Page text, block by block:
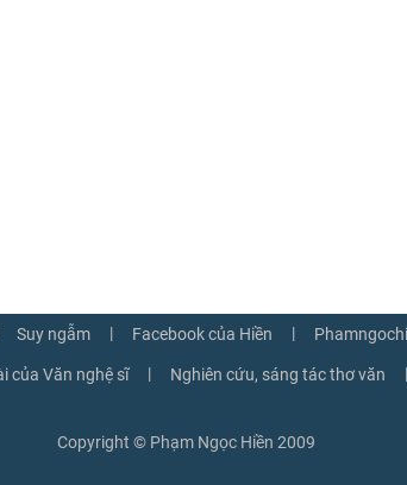
Suy ngẫm | Facebook của Hiền |
của Văn nghệ sĩ | Nghiên cứu, sáng tác thơ văn |
Copyright © Phạm Ngọc Hiền 2009